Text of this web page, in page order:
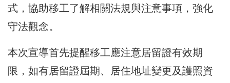
式，協助移工了解相關法規與注意事項，強化
守法觀念。
本次宣導首先提醒移工應注意居留證有效期
限，如有居留證屆期、居住地址變更及護照資